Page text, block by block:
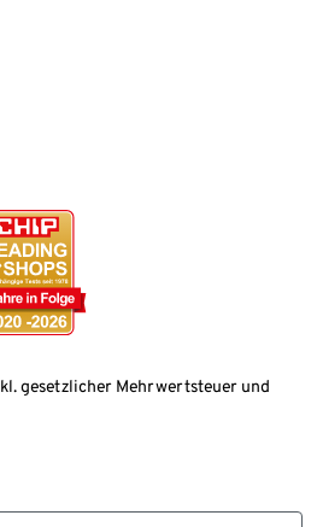
gesetzlicher Mehrwertsteuer und